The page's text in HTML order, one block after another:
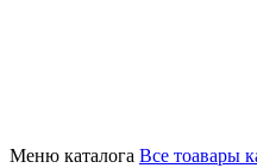
Меню каталога Все тоавары